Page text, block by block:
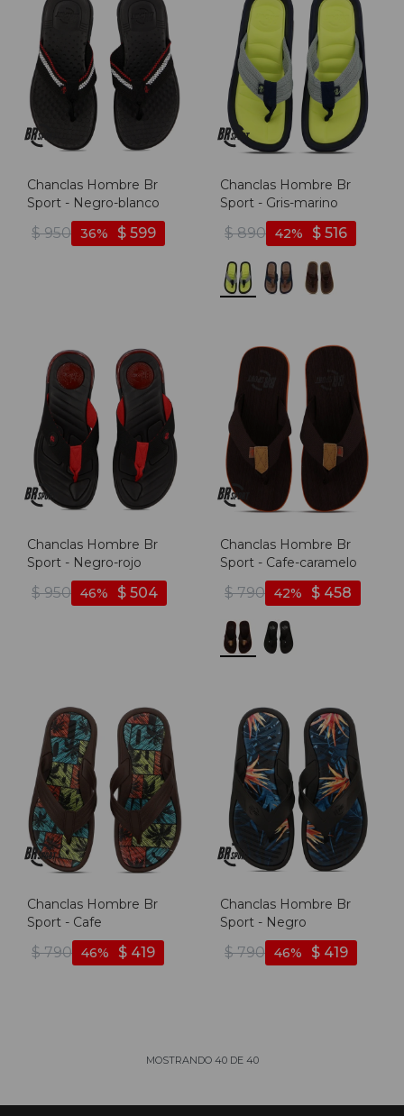
Chanclas Hombre Br
Sport - Negro-blanco
$ 950 $ 599
36
Chanclas Hombre Br
Sport - Gris-marino
$ 890 $ 516
42
Chanclas Hombre Br
Sport - Negro-rojo
$ 950 $ 504
46
Chanclas Hombre Br
Sport - Cafe-caramelo
$ 790 $ 458
42
Chanclas Hombre Br
Sport - Cafe
$ 790 $ 419
46
Chanclas Hombre Br
Sport - Negro
$ 790 $ 419
46
MOSTRANDO 40DE 40